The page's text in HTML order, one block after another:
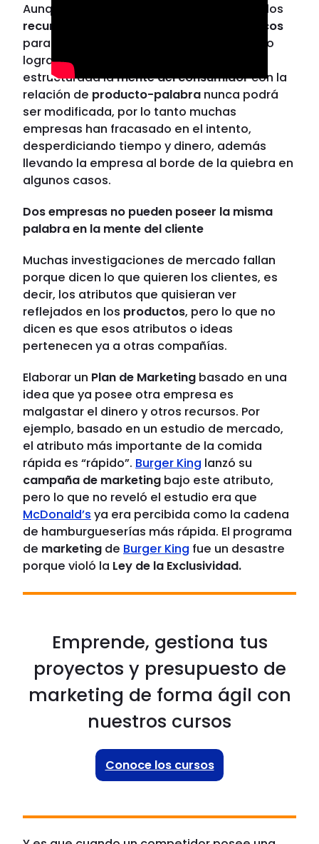
Aunque una empresa disponga de todos los
recursos físicos, económicos y psicológicos
para adueñarse de una palabra, esta no lo
logrará ya que una vez se encuentra
estructurada lamente del consumidorcon la
relación de producto-palabra nunca podrá
ser modificada, por lo tanto muchas
empresas han fracasado en el intento,
desperdiciando tiempo y dinero, además
llevando la empresa al borde de la quiebra en
algunos casos.
Dos empresas no pueden poseer la misma
palabra en la mente del cliente
Muchas investigaciones de mercado fallan
porque dicen lo que quieren los clientes, es
decir, los atributos que quisieran ver
reflejados en los productos, pero lo que no
dicen es que esos atributos o ideas
pertenecen ya a otras compañías.
Elaborar un Plan de Marketing basado en una
idea que ya posee otra empresa es
malgastar el dinero y otros recursos. Por
ejemplo, basado en un estudio de mercado,
el atributo más importante de la comida
rápida es “rápido”. Burger King lanzó su
campaña de marketing bajo este atributo,
pero lo que no reveló el estudio era que
McDonald’s ya era percibida como la cadena
de hamburgueserías más rápida. El programa
de marketing de Burger King fue un desastre
porque violó la Ley de la Exclusividad.
Emprende, gestiona tus
proyectos y presupuesto de
marketing de forma ágil con
nuestros cursos
Conoce los cursos